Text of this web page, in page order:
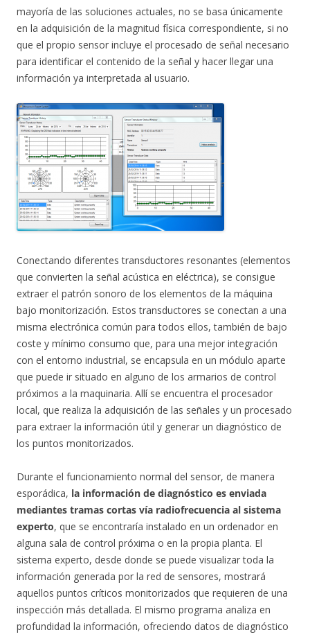
mayoría de las soluciones actuales, no se basa únicamente
en la adquisición de la magnitud física correspondiente, si no
que el propio sensor incluye el procesado de señal necesario
para identificar el contenido de la señal y hacer llegar una
información ya interpretada al usuario.
Conectando diferentes transductores resonantes (elementos
que convierten la señal acústica en eléctrica), se consigue
extraer el patrón sonoro de los elementos de la máquina
bajo monitorización. Estos transductores se conectan a una
misma electrónica común para todos ellos, también de bajo
coste y mínimo consumo que, para una mejor integración
con el entorno industrial, se encapsula en un módulo aparte
que puede ir situado en alguno de los armarios de control
próximos a la maquinaria. Allí se encuentra el procesador
local, que realiza la adquisición de las señales y un procesado
para extraer la información útil y generar un diagnóstico de
los puntos monitorizados.
Durante el funcionamiento normal del sensor, de manera
esporádica, la información de diagnóstico es enviada
mediantes tramas cortas vía radiofrecuencia al sistema
experto, que se encontraría instalado en un ordenador en
alguna sala de control próxima o en la propia planta. El
sistema experto, desde donde se puede visualizar toda la
información generada por la red de sensores, mostrará
aquellos puntos críticos monitorizados que requieren de una
inspección más detallada. El mismo programa analiza en
profundidad la información, ofreciendo datos de diagnóstico